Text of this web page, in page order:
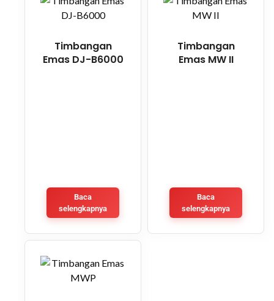
Timbangan
Emas DJ-B6000
Baca
selengkapnya
Timbangan
Emas MW II
Baca
selengkapnya